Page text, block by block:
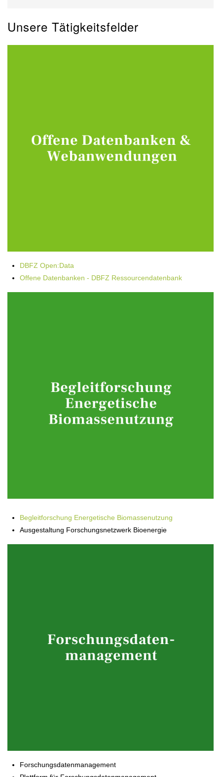
Unsere Tätigkeitsfelder
DBFZ Open:Data
Offene Datenbanken - DBFZ Ressourcendatenbank
Begleitforschung Energetische Biomassenutzung
Ausgestaltung Forschungsnetzwerk Bioenergie
Forschungsdatenmanagement